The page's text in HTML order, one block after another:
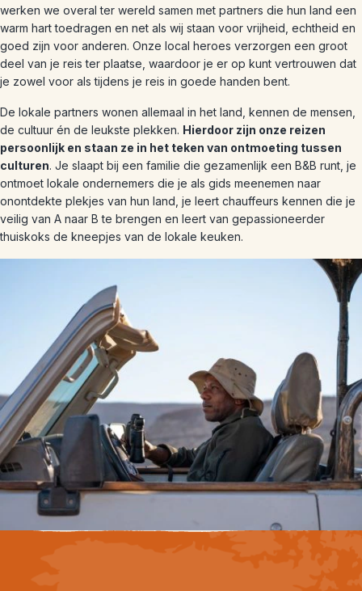
werken we overal ter wereld samen met partners die hun land een
warm hart toedragen en net als wij staan voor vrijheid, echtheid en
goed zijn voor anderen. Onze local heroes verzorgen een groot
deel van je reis ter plaatse, waardoor je er op kunt vertrouwen dat
je zowel voor als tijdens je reis in goede handen bent.
De lokale partners wonen allemaal in het land, kennen de mensen,
de cultuur én de leukste plekken. Hierdoor zijn onze reizen
persoonlijk en staan ze in het teken van ontmoeting tussen
culturen. Je slaapt bij een familie die gezamenlijk een B&B runt, je
ontmoet lokale ondernemers die je als gids meenemen naar
onontdekte plekjes van hun land, je leert chauffeurs kennen die je
veilig van A naar B te brengen en leert van gepassioneerder
thuiskoks de kneepjes van de lokale keuken.